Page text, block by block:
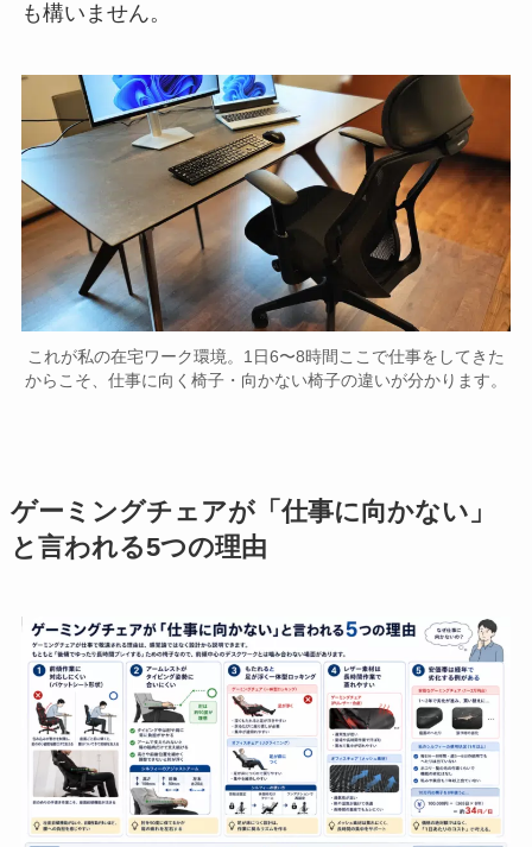
も構いません。
これが私の在宅ワーク環境。1日6〜8時間ここで仕事をしてきた
からこそ、仕事に向く椅子・向かない椅子の違いが分かります。
ゲーミングチェアが「仕事に向かない」
と言われる5つの理由